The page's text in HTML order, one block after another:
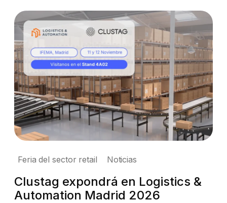
Feria del sector retail Noticias
Clustag expondrá en Logistics &
Automation Madrid 2026